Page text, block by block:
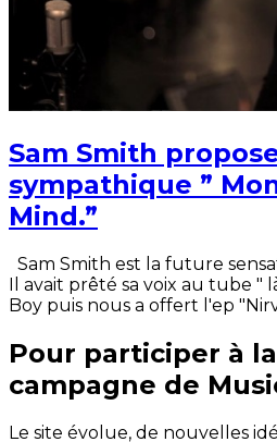
Sam Smith
sympathique ”
Mind.”
Sam Smith est la future
Il avait prêté sa voix au tube "
Boy puis nous a offert l'ep
Pour participer à
campagne de
Le site évolue, de nouvelles